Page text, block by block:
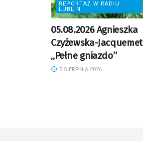
REPORTAŻ W RADIU
LUBLIN
05.08.2026 Agnieszka
Czyżewska-Jacquemet
„Pełne gniazdo”
5 SIERPNIA 2026